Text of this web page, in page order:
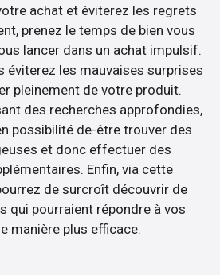
achat et éviterez les regrets
prenez le temps de bien vous
lancer dans un achat impulsif.
éviterez les mauvaises surprises
pleinement de votre produit.
des recherches approfondies,
possibilité de-être trouver des
et donc effectuer des
Enfin, via cette
de surcroît découvrir de
qui pourraient répondre à vos
manière plus efficace.